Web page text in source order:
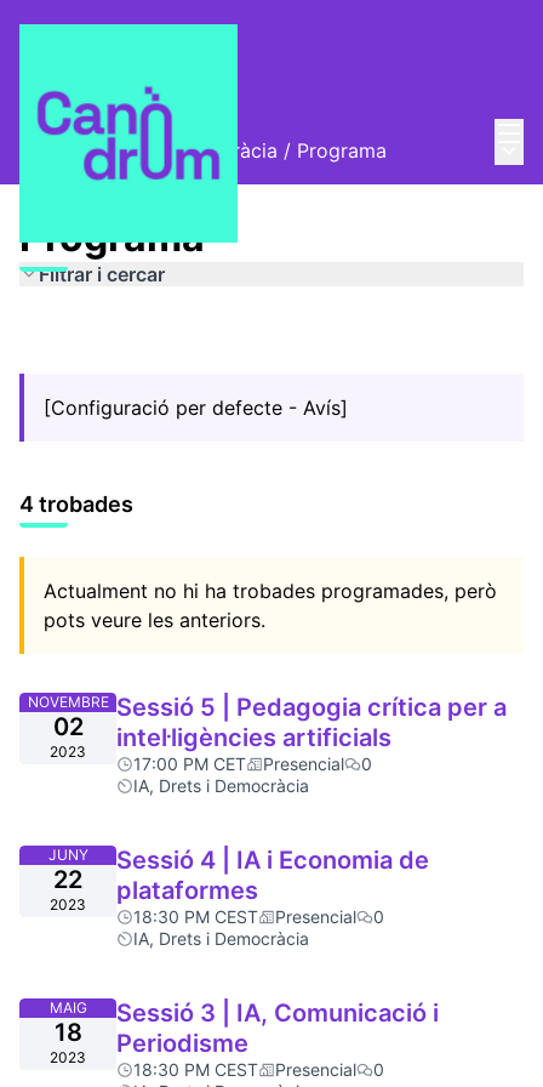
Cicle IA, Drets i Democràcia / Programa
Programa
Filtrar i cercar
[Configuració per defecte - Avís]
4 trobades
Actualment no hi ha trobades programades, però
pots veure les anteriors.
NOVEMBRE
02
2023
Sessió 5 | Pedagogia crítica per a
intel·ligències artificials
17:00 PM CET Presencial
0
IA, Drets i Democràcia
JUNY
22
2023
Sessió 4 | IA i Economia de
plataformes
18:30 PM CEST Presencial
0
IA, Drets i Democràcia
MAIG
18
2023
Sessió 3 | IA, Comunicació i
Periodisme
18:30 PM CEST Presencial
0